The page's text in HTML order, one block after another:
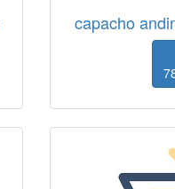
capacho